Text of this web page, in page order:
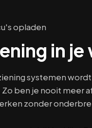
& vloerplaten
onderweg kunnen opladen
verwarming
de laadruimte verwarmen
opladen
in je
systemen wordt
ben je nooit meer
zonder